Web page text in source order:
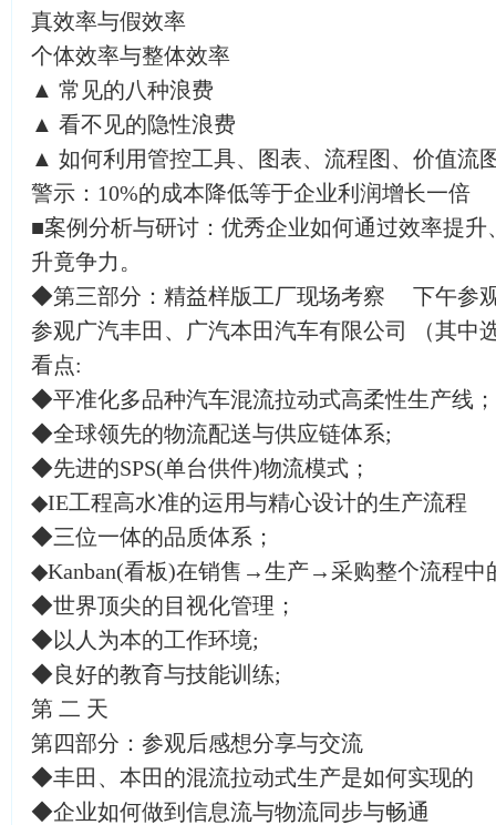
真效率与假效率
个体效率与整体效率
▲ 常见的八种浪费
▲ 看不见的隐性浪费
▲ 如何利用管控工具、图表、流程图、价值流
警示：10%的成本降低等于企业利润增长一倍
■案例分析与研讨：优秀企业如何通过效率提
升竟争力。
◆第三部分：精益样版工厂现场考察 下午参
参观广汽丰田、广汽本田汽车有限公司 （其中
看点:
◆平准化多品种汽车混流拉动式高柔性生产线；
◆全球领先的物流配送与供应链体系;
◆先进的SPS(单台供件)物流模式；
◆IE工程高水准的运用与精心设计的生产流程
◆三位一体的品质体系；
◆Kanban(看板)在销售→生产→采购整个流程中
◆世界顶尖的目视化管理；
◆以人为本的工作环境;
◆良好的教育与技能训练;
第 二 天
第四部分：参观后感想分享与交流
◆丰田、本田的混流拉动式生产是如何实现的
◆企业如何做到信息流与物流同步与畅通